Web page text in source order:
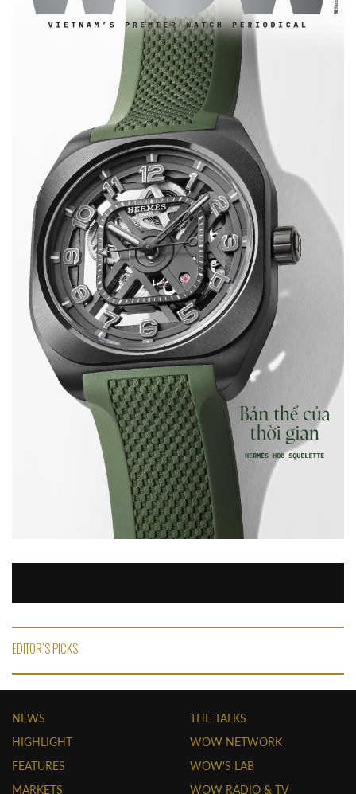
EDITOR'S PICKS
NEWS
HIGHLIGHT
FEATURES
MARKETS
THE TALKS
WOW NETWORK
WOW'S LAB
WOW RADIO & TV